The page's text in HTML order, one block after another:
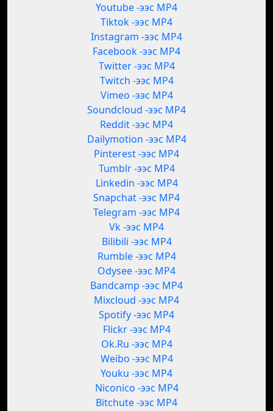
Youtube -ээс MP4
Tiktok -ээс MP4
Instagram -ээс MP4
Facebook -ээс MP4
Twitter -ээс MP4
Twitch -ээс MP4
Vimeo -ээс MP4
Soundcloud -ээс MP4
Reddit -ээс MP4
Dailymotion -ээс MP4
Pinterest -ээс MP4
Tumblr -ээс MP4
Linkedin -ээс MP4
Snapchat -ээс MP4
Telegram -ээс MP4
Vk -ээс MP4
Bilibili -ээс MP4
Rumble -ээс MP4
Odysee -ээс MP4
Bandcamp -ээс MP4
Mixcloud -ээс MP4
Spotify -ээс MP4
Flickr -ээс MP4
Ok.Ru -ээс MP4
Weibo -ээс MP4
Youku -ээс MP4
Niconico -ээс MP4
Bitchute -ээс MP4